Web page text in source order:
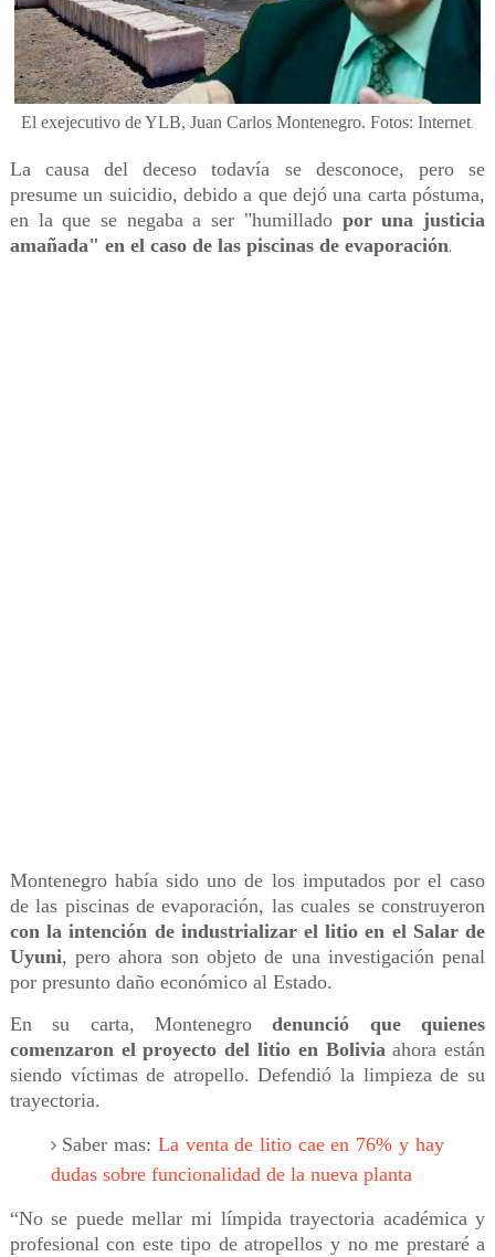
El exejecutivo de YLB, Juan Carlos Montenegro. Fotos: Internet.
La causa del deceso todavía se desconoce, pero se
presume un suicidio, debido a que dejó una carta póstuma,
en la que se negaba a ser "humillado por una justicia
amañada" en el caso de las piscinas de evaporación.
Montenegro había sido uno de los imputados por el caso
de las piscinas de evaporación, las cuales se construyeron
con la intención de industrializar el litio en el Salar de
Uyuni, pero ahora son objeto de una investigación penal
por presunto daño económico al Estado.
En su carta, Montenegrodenunció que quienes
comenzaron el proyecto del litio en Boliviaahora están
siendo víctimas de atropello. Defendió la limpieza de su
trayectoria.
Saber mas: La venta de litio cae en 76% y hay
dudas sobre funcionalidad de la nueva planta
“No se puede mellar mi límpida trayectoria académica y
profesional con este tipo de atropellos y no me prestaré a